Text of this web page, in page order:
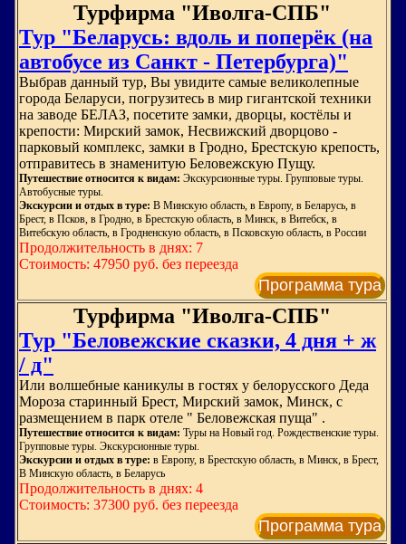
Турфирма "Иволга-СПБ"
Тур "Беларусь: вдоль и поперёк (на
автобусе из Санкт - Петербурга)"
Выбрав данный тур, Вы увидите самые великолепные
города Беларуси, погрузитесь в мир гигантской техники
на заводе БЕЛАЗ, посетите замки, дворцы, костёлы и
крепости: Мирский замок, Несвижский дворцово -
парковый комплекс, замки в Гродно, Брестскую крепость,
отправитесь в знаменитую Беловежскую Пущу.
Путешествие относится к видам: Экскурсионные туры. Групповые туры.
Автобусные туры.
Экскурсии и отдых в туре: В Минскую область, в Европу, в Беларусь, в
Брест, в Псков, в Гродно, в Брестскую область, в Минск, в Витебск, в
Витебскую область, в Гродненскую область, в Псковскую область, в России
Продолжительность в днях: 7
Стоимость: 47950 руб. без переезда
Программа тура
Турфирма "Иволга-СПБ"
Тур "Беловежские сказки, 4 дня + ж
/ д"
Или волшебные каникулы в гостях у белорусского Деда
Мороза старинный Брест, Мирский замок, Минск, с
размещением в парк отеле " Беловежская пуща" .
Путешествие относится к видам: Туры на Новый год. Рождественские туры.
Групповые туры. Экскурсионные туры.
Экскурсии и отдых в туре: в Европу, в Брестскую область, в Минск, в Брест,
В Минскую область, в Беларусь
Продолжительность в днях: 4
Стоимость: 37300 руб. без переезда
Программа тура